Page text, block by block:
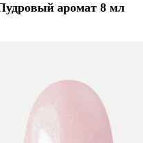
аромат 8 мл